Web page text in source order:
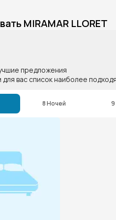
MIRAMAR LLORET
предложения
вас список наиболее
8 Ночей